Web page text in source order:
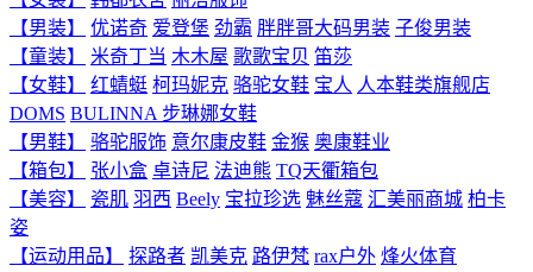
【男装】
优诺奇 爱登堡 劲霸 胖胖哥大码男装 子俊男装
【童装】
米奇丁当 木木屋 歌歌宝贝 笛莎
【女鞋】
红蜻蜓 柯玛妮克 骆驼女鞋 宝人 人本鞋类旗舰店
DOMS BULINNA 步琳娜女鞋
【男鞋】
骆驼服饰 意尔康皮鞋 金猴 奥康鞋业
【箱包】
张小盒 卓诗尼 法迪熊 TQ天衢箱包
【美容】
瓷肌 羽西 Beely 宝拉珍选 魅丝蔻 汇美丽商城 柏卡
姿
【运动用品】
探路者 凯美克 路伊梵 rax户外 烽火体育